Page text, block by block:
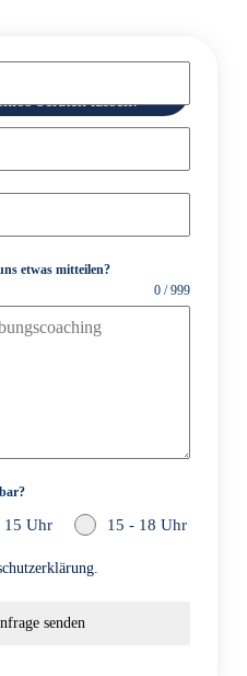
beraten lassen!
etwas mitteilen?
0 / 999
15 Uhr 15 - 18 Uhr
.
senden